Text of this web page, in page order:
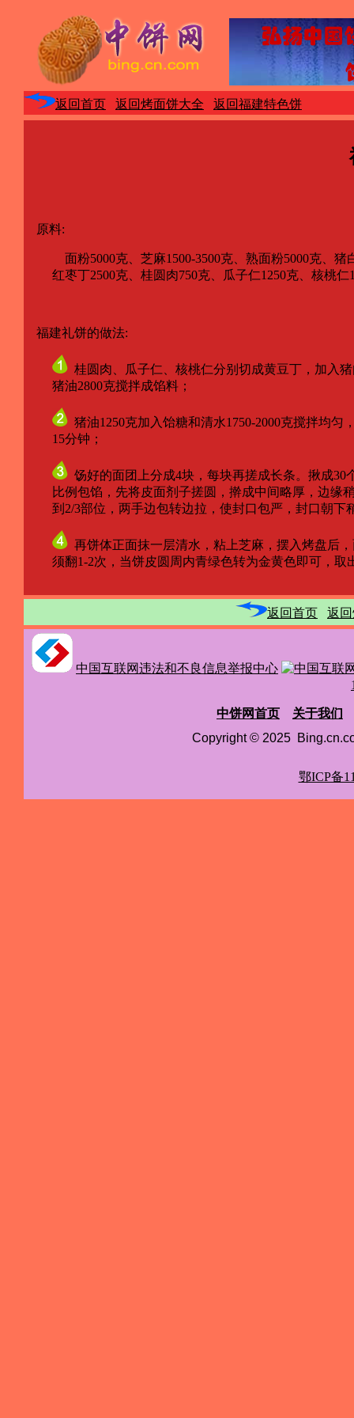
返回首页 返回烤面饼大全 返回福建特色饼
原料:
面粉5000克、芝麻1500-3500克、熟面粉5000克、猪
红枣丁2500克、桂圆肉750克、瓜子仁1250克、核桃仁
福建礼饼的做法:
桂圆肉、瓜子仁、核桃仁分别切成黄豆丁，加入
猪油2800克搅拌成馅料；
猪油1250克加入饴糖和清水1750-2000克搅拌均
15分钟；
饧好的面团上分成4块，每块再搓成长条。揪成30
比例包馅，先将皮面剂子搓圆，擀成中间略厚，边缘
到2/3部位，两手边包转边拉，使封口包严，封口朝下
再饼体正面抹一层清水，粘上芝麻，摆入烤盘后
须翻1-2次，当饼皮圆周内青绿色转为金黄色即可，取
返回首页 返
中国互联网违法和不良信息举报中心
中饼网首页
关于我们
Copyright © 2025
鄂ICP备